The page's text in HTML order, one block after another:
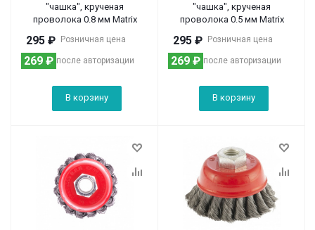
"чашка", крученая
проволока 0.8 мм Matrix
Розничная цена
295 ₽
после авторизации
269 ₽
В корзину
"чашка", крученая
проволока 0.5 мм Matrix
Розничная цена
295 ₽
после авторизации
269 ₽
В корзину